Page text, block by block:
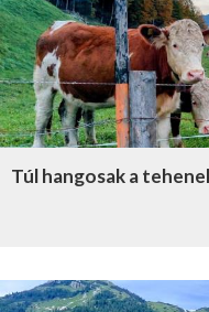
Túl hangosak a